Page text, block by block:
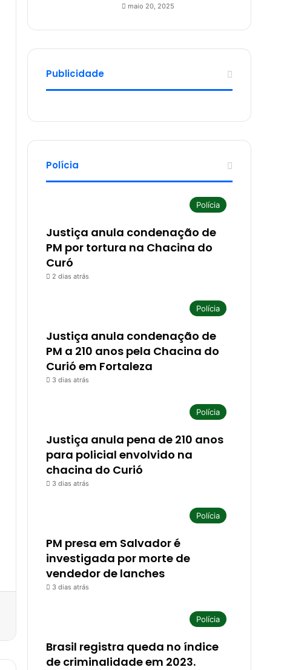
maio 20, 2025
Publicidade
Polícia
Polícia
Justiça anula condenação de
PM por tortura na Chacina do
Curó
2 dias atrás
Polícia
Justiça anula condenação de
PM a 210 anos pela Chacina do
Curió em Fortaleza
3 dias atrás
Polícia
Justiça anula pena de 210 anos
para policial envolvido na
chacina do Curió
3 dias atrás
Polícia
PM presa em Salvador é
investigada por morte de
vendedor de lanches
3 dias atrás
Polícia
Brasil registra queda no índice
de criminalidade em 2023.